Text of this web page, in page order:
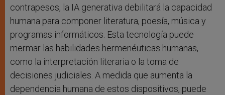
contrapesos, la IA generativa debilitará la capacidad
humana para componer literatura, poesía, música y
programas informáticos. Esta tecnología puede
mermar las habilidades hermenéuticas humanas,
como la interpretación literaria o la toma de
decisiones judiciales. A medida que aumenta la
dependencia humana de estos dispositivos, puede